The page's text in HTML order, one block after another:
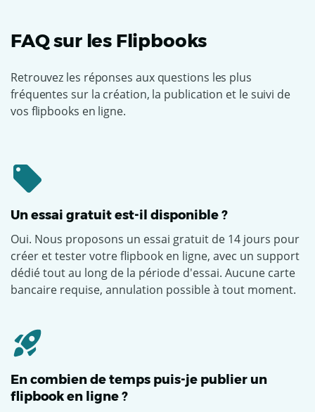
FAQ sur les Flipbooks
Retrouvez les réponses aux questions les plus
fréquentes sur la création, la publication et le suivi de
vos flipbooks en ligne.
Un essai gratuit est-il disponible ?
Oui. Nous proposons un essai gratuit de 14 jours pour
créer et tester votre flipbook en ligne, avec un support
dédié tout au long de la période d'essai. Aucune carte
bancaire requise, annulation possible à tout moment.
En combien de temps puis-je publier un
flipbook en ligne ?